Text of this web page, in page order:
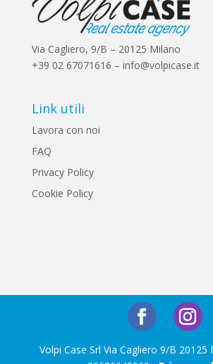
Via Cagliero, 9/B – 20125 Milano
+39 02 67071616 – info@volpicase.it
Link utili
Lavora con noi
FAQ
Privacy Policy
Cookie Policy
Volpi Case Srl Via Cagliero 9/B 20125